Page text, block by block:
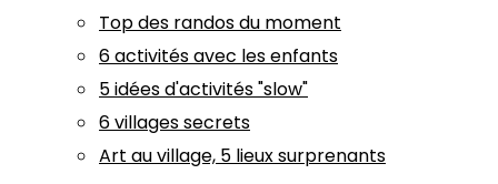
Top des randos du moment
6 activités avec les enfants
5 idées d'activités "slow"
6 villages secrets
Art au village, 5 lieux surprenants